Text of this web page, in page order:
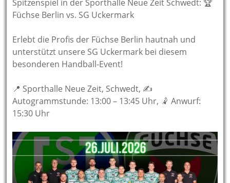
Spitzenspiel in der Sporthalle Neue Zeit Schwedt: 🏆
Füchse Berlin vs. SG Uckermark
Erlebt die Profis der Füchse Berlin hautnah und
unterstützt unsere SG Uckermark bei diesem
besonderen Handball-Event!
📍 Sporthalle Neue Zeit, Schwedt, ✍️
Autogrammstunde: 13:00 – 13:45 Uhr, 🤾 Anwurf:
15:30 Uhr